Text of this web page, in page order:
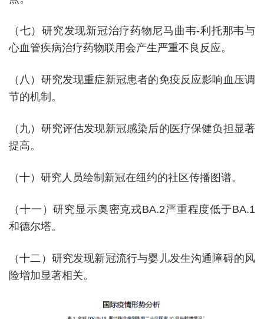
（七）研究发现新冠治疗药物尼马曲韦-利托那韦与
心血管疾病治疗药物联用会产生严重不良反应。
（八）研究发现重症新冠患者的免疫反应影响血压调
节的机制。
（九）研究评估发现新冠感染后的医疗保健负担显著
提高。
（十）研究人员绘制新冠在纽约的社区传播图谱。
（十一）研究显示奥密克戎BA.2严重程度低于BA.1
和德尔塔。
（十二）研究发现新冠流行与婴儿发生沟通障碍的风
险增加显著相关。